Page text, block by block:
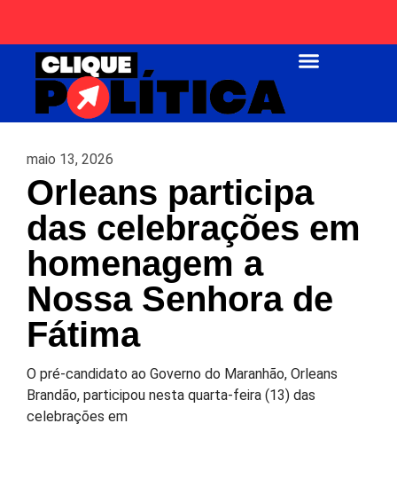
maio 13, 2026
Orleans participa
das celebrações em
homenagem a
Nossa Senhora de
Fátima
O pré-candidato ao Governo do Maranhão, Orleans
Brandão, participou nesta quarta-feira (13) das
celebrações em